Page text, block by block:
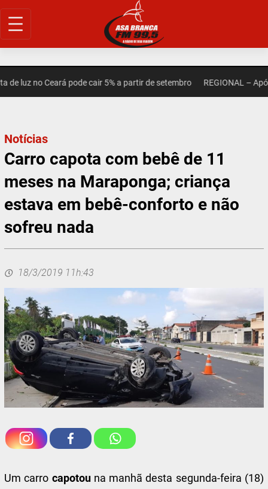
Pular
para
luz no Ceará pode cair 5% a partir de setembro REGIONAL – Após
Notícias
Carro capota com bebê de 11
meses na Maraponga; criança
estava em bebê-conforto e não
sofreu nada
18/3/2019 11h:43
Um carro capotou na manhã desta segunda-feira (18)